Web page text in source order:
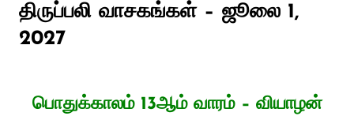
திருப்பலி வாசகங்கள் – ஜூலை 1,
2027
பொதுக்காலம் 13ஆம் வாரம் – வியாழன்